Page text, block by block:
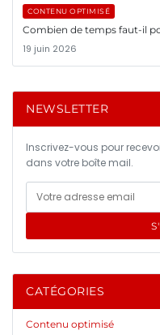
CONTENU OPTIMISÉ
Combien de temps faut-il
19 juin 2026
NEWSLETTER
Inscrivez-vous pour
dans votre boîte mail.
CATÉGORIES
Contenu optimisé